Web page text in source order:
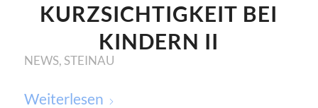
KURZSICHTIGKEIT BEI
KINDERN II
NEWS, STEINAU
Weiterlesen